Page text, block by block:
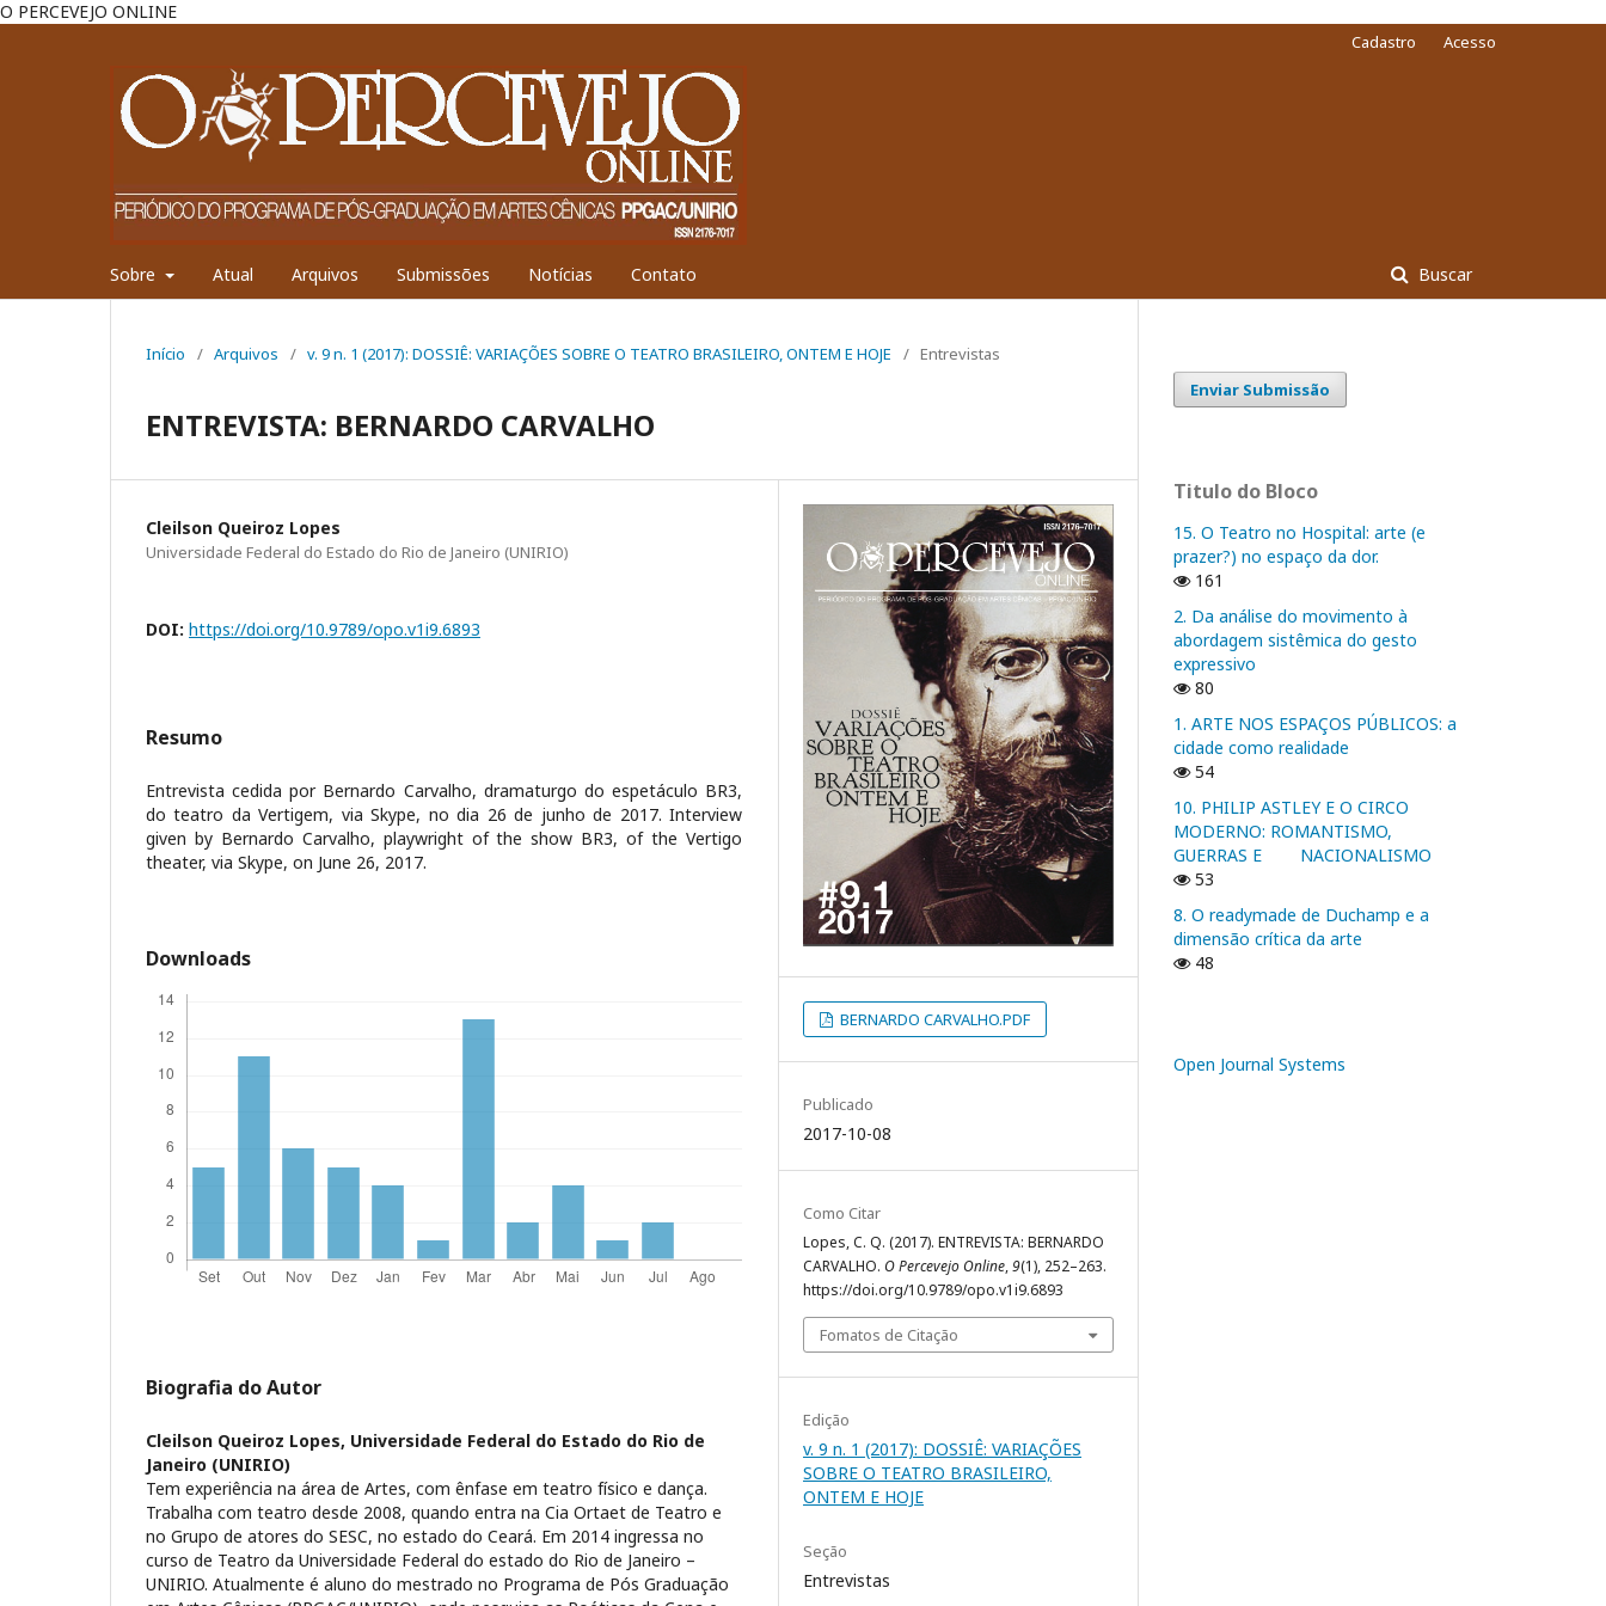
O PERCEVEJO ONLINE
Sobre Atual Arquivos Submissões Notícias Contato Buscar
Cadastro Acesso
Início / Arquivos / v. 9 n. 1 (2017): DOSSIÊ: VARIAÇÕES SOBRE O TEATRO BRASILEIRO, ONTEM E HOJE / Entrevistas
ENTREVISTA: BERNARDO CARVALHO
Cleilson Queiroz Lopes
Universidade Federal do Estado do Rio de Janeiro (UNIRIO)
DOI: https://doi.org/10.9789/opo.v1i9.6893
Resumo
Entrevista cedida por Bernardo Carvalho, dramaturgo do espetáculo BR3,
do teatro da Vertigem, via Skype, no dia 26 de junho de 2017. Interview
given by Bernardo Carvalho, playwright of the show BR3, of the Vertigo
theater, via Skype, on June 26, 2017.
Downloads
Biografia do Autor
Cleilson Queiroz Lopes, Universidade Federal do Estado do Rio de
Janeiro (UNIRIO)
Tem experiência na área de Artes, com ênfase em teatro físico e dança.
Trabalha com teatro desde 2008, quando entra na Cia Ortaet de Teatro e
no Grupo de atores do SESC, no estado do Ceará. Em 2014 ingressa no
curso de Teatro da Universidade Federal do estado do Rio de Janeiro –
UNIRIO. Atualmente é aluno do mestrado no Programa de Pós Graduação
BERNARDO CARVALHO.PDF
Publicado
2017-10-08
Como Citar
Lopes, C. Q. (2017). ENTREVISTA: BERNARDO
CARVALHO. O Percevejo Online,9(1), 252–263.
https://doi.org/10.9789/opo.v1i9.6893
Fomatos de Citação
Edição
v. 9 n. 1 (2017): DOSSIÊ: VARIAÇÕES
SOBRE O TEATRO BRASILEIRO,
ONTEM E HOJE
Seção
Entrevistas
Enviar Submissão
Titulo do Bloco
15. O Teatro no Hospital: arte (e
prazer?) no espaço da dor.
161
2. Da análise do movimento à
abordagem sistêmica do gesto
expressivo
80
1. ARTE NOS ESPAÇOS PÚBLICOS: a
cidade como realidade
54
10. PHILIP ASTLEY E O CIRCO
MODERNO: ROMANTISMO,
GUERRAS E NACIONALISMO
53
8. O readymade de Duchamp e a
dimensão crítica da arte
48
Open Journal Systems